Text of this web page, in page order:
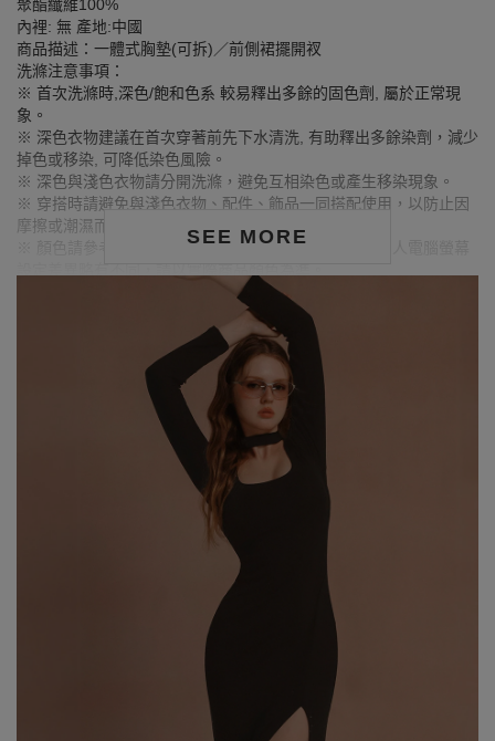
SEE MORE
聚酯纖維100%
內裡: 無 產地:中國
商品描述：一體式胸墊(可拆)／前側裙擺開衩
洗滌注意事項：
※ 首次洗滌時,深色/飽和色系 較易釋出多餘的固色劑, 屬於正常現
象。
※ 深色衣物建議在首次穿著前先下水清洗, 有助釋出多餘染劑，減少
掉色或移染, 可降低染色風險。
※ 深色與淺色衣物請分開洗滌，避免互相染色或產生移染現象。
※ 穿搭時請避免與淺色衣物、配件、飾品一同搭配使用，以防止因
摩擦或潮濕而導致染色。
※ 顏色請參考單品圖片較為接近，但因圖檔顏色會因個人電腦螢幕
身高168cm／胸圍Bust：90cm
腰圍Waist：71cm／臀圍hips：99cm
試穿報告：模特兒穿著XL號
身高175cm／胸圍Bust：80cm
腰圍Waist：60cm／臀圍hips：89cm
試穿報告：模特兒穿著S號